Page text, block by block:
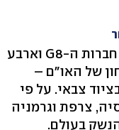
הדו"ח מציין שחמש מדינות – כולן חברות ה-G8 וארבע
של האו"ם –
צבאי. על פי
צרפת וגרמניה